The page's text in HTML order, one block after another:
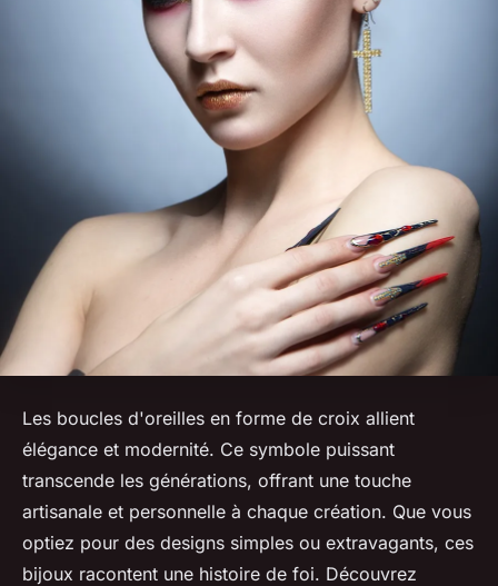
Les boucles d'oreilles en forme de croix allient
élégance et modernité. Ce symbole puissant
transcende les générations, offrant une touche
artisanale et personnelle à chaque création. Que vous
optiez pour des designs simples ou extravagants, ces
bijoux racontent une histoire de foi. Découvrez